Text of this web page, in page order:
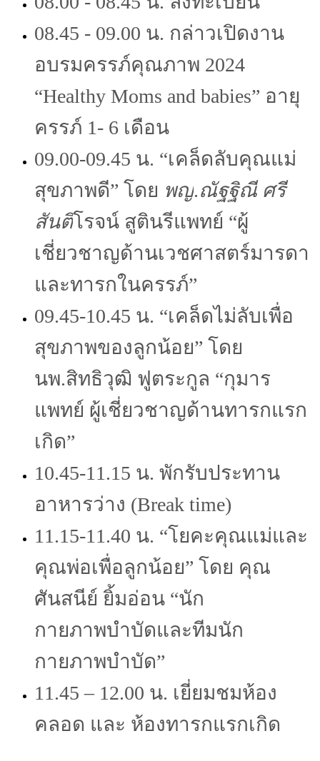
08.45 - 09.00 น. กล่าวเปิดงาน
อบรมครรภ์คุณภาพ 2024
“Healthy Moms and babies” อายุ
ครรภ์ 1- 6 เดือน
09.00-09.45 น. “เคล็ดลับคุณแม่
สุขภาพดี” โดย พญ.ณัฐฐิณี ศรี
สันติโรจน์ สูตินรีแพทย์ “ผู้
เชี่ยวชาญด้านเวชศาสตร์มารดา
และทารกในครรภ์”
09.45-10.45 น. “เคล็ดไม่ลับเพื่อ
สุขภาพของลูกน้อย” โดย
นพ.สิทธิวุฒิ ฟูตระกูล “กุมาร
แพทย์ ผู้เชี่ยวชาญด้านทารกแรก
เกิด”
10.45-11.15 น. พักรับประทาน
อาหารว่าง (Break time)
11.15-11.40 น. “โยคะคุณแม่และ
คุณพ่อเพื่อลูกน้อย” โดย คุณ
ศันสนีย์ ยิ้มอ่อน “นัก
กายภาพบำบัดและทีมนัก
กายภาพบำบัด”
11.45 – 12.00 น. เยี่ยมชมห้อง
คลอด และ ห้องทารกแรกเกิด